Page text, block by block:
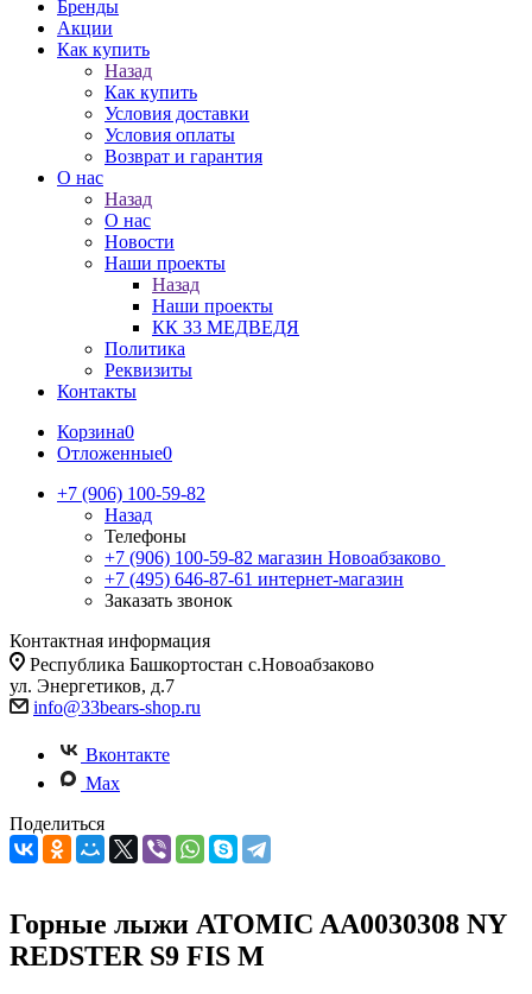
Бренды
Акции
Как купить
Назад
Как купить
Условия доставки
Условия оплаты
Возврат и гарантия
О нас
Назад
О нас
Новости
Наши проекты
Назад
Наши проекты
КК 33 МЕДВЕДЯ
Политика
Реквизиты
Контакты
Корзина0
Отложенные0
+7 (906) 100-59-82
Назад
Телефоны
+7 (906) 100-59-82 магазин Новоабзаково
+7 (495) 646-87-61 интернет-магазин
Заказать звонок
Контактная информация
Республика Башкортостан с.Новоабзаково
ул. Энергетиков, д.7
info@33bears-shop.ru
Вконтакте
Max
Поделиться
Горные лыжи ATOMIC AA0030308 NY
REDSTER S9 FIS M